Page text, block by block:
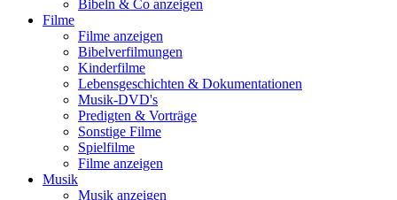
Bibeln & Co anzeigen
Filme
Filme anzeigen
Bibelverfilmungen
Kinderfilme
Lebensgeschichten & Dokumentationen
Musik-DVD's
Predigten & Vorträge
Sonstige Filme
Spielfilme
Filme anzeigen
Musik
Musik anzeigen